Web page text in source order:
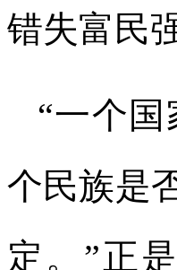
错失富民
“一个
个民族是
定。”正